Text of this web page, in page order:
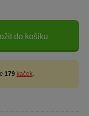
do košíku
179 kaček.